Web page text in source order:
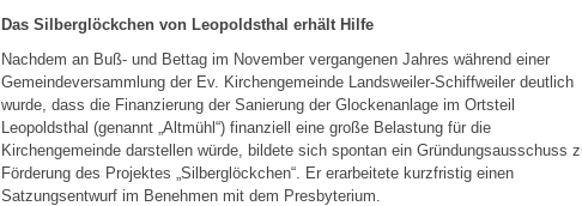
Das Silberglöckchen von Leopoldsthal erhält Hilfe
Nachdem an Buß- und Bettag im November vergangenen Jahres während einer
Gemeindeversammlung der Ev. Kirchengemeinde Landsweiler-Schiffweiler deutlich
wurde, dass die Finanzierung der Sanierung der Glockenanlage im Ortsteil
Leopoldsthal (genannt „Altmühl“) finanziell eine große Belastung für die
Kirchengemeinde darstellen würde, bildete sich spontan ein Gründungsausschuss
Förderung des Projektes „Silberglöckchen“. Er erarbeitete kurzfristig einen
Satzungsentwurf im Benehmen mit dem Presbyterium.